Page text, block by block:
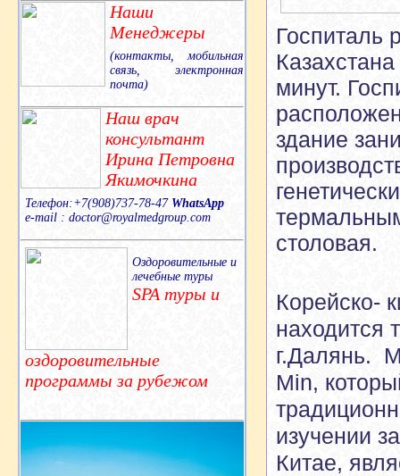
Наши
Менеджеры
(контакты, мобильная
связь, электронная
почта)
Наш врач
консультант
Ирина Петровна
Якимочкина
Телефон:+7(908)737-78-47 WhatsApp
e-mail : doctor@royalmedgroup.com
Оздоровительные и
лечебные туры
SPA туры и
оздоровительные
программы за рубежом
Госпиталь
минут.
здание
столовая.
Корейско-
находится
г.Далянь.
Min,
изучении
Китае,